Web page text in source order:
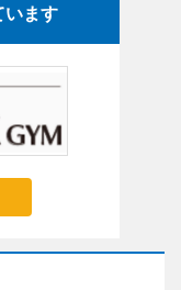
います